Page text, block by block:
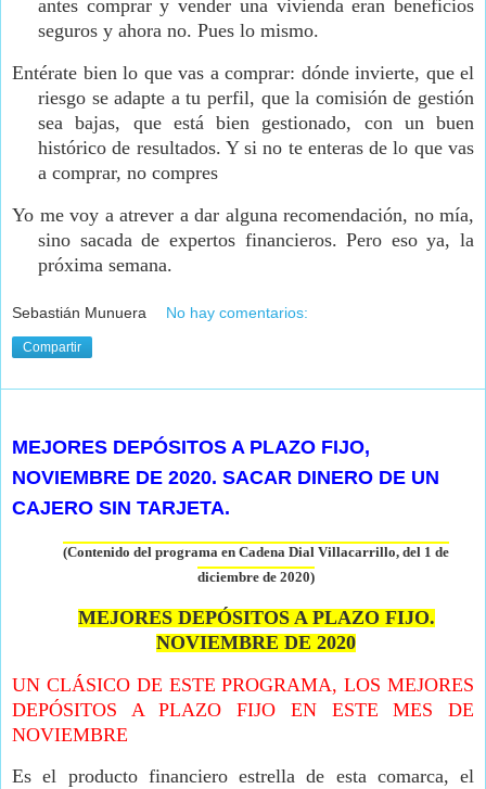
antes comprar y vender una vivienda eran beneficios
seguros y ahora no. Pues lo mismo.
Entérate bien lo que vas a comprar: dónde invierte, que el
riesgo se adapte a tu perfil, que la comisión de gestión
sea bajas, que está bien gestionado, con un buen
histórico de resultados. Y si no te enteras de lo que vas
a comprar, no compres
Yo me voy a atrever a dar alguna recomendación, no mía,
sino sacada de expertos financieros. Pero eso ya, la
próxima semana.
Sebastián Munuera No hay comentarios:
Compartir
MEJORES DEPÓSITOS A PLAZO FIJO,
NOVIEMBRE DE 2020. SACAR DINERO DE UN
CAJERO SIN TARJETA.
(Contenido del programa en Cadena Dial Villacarrillo, del 1 de
diciembre de 2020)
MEJORES DEPÓSITOS A PLAZO FIJO.
NOVIEMBRE DE 2020
UN CLÁSICO DE ESTE PROGRAMA, LOS MEJORES
DEPÓSITOS A PLAZO FIJO EN ESTE MES DE
NOVIEMBRE
Es el producto financiero estrella de esta comarca, el